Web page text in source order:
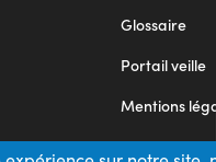
Glossaire
Portail veille
Mentions
Appels